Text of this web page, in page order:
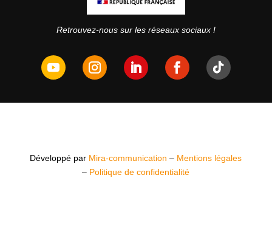
Retrouvez-nous sur les réseaux sociaux !
Développé par Mira-communication – Mentions légales
– Politique de confidentialité